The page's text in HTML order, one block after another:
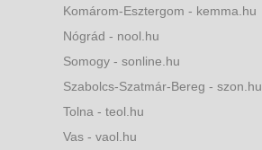
Komárom-Esztergom - kemma.hu
Nógrád - nool.hu
Somogy - sonline.hu
Szabolcs-Szatmár-Bereg - szon.hu
Tolna - teol.hu
Vas - vaol.hu